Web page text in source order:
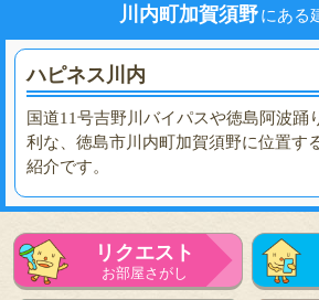
川内町加賀須野 にある
ハピネス川内
国道11号吉野川バイパスや徳島阿波踊
利な、徳島市川内町加賀須野に位置す
紹介です。
リクエスト
お部屋さがし